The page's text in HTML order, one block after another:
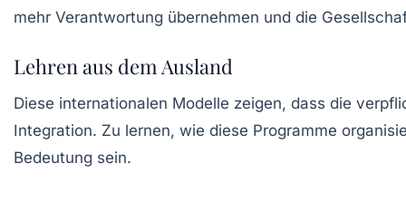
mehr Verantwortung übernehmen und die
Lehren aus dem Ausland
Diese internationalen Modelle zeigen, dass die
Integration. Zu lernen, wie diese Programme
Bedeutung sein.